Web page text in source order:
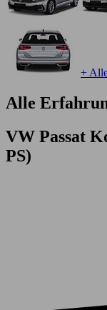
+
Alle
VW Passat
PS)